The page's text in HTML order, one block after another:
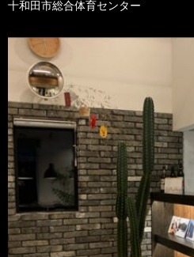
十和田市総合体育センター